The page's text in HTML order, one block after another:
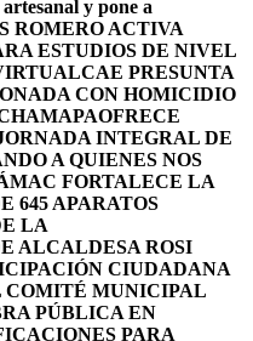
y pone a
ROMERO ACTIVA
ESTUDIOS DE NIVEL
CAE PRESUNTA
CON HOMICIDIO
OFRECE
INTEGRAL DE
A QUIENES NOS
FORTALECE LA
645 APARATOS
LA
ALCALDESA ROSI
CIUDADANA
COMITÉ MUNICIPAL
PÚBLICA EN
PARA